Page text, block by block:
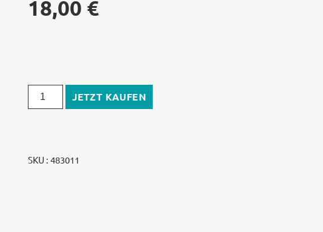
18,00 €
JETZT KAUFEN
SKU : 483011